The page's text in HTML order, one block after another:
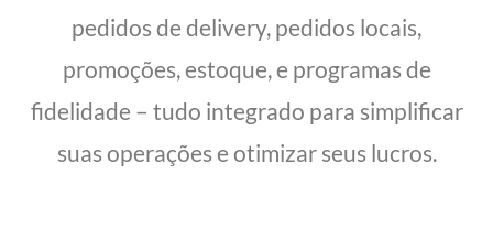
pedidos de delivery, pedidos locais,
promoções, estoque, e programas de
fidelidade – tudo integrado para simplificar
suas operações e otimizar seus lucros.